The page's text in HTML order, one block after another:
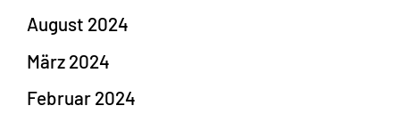
August 2024
März 2024
Februar 2024